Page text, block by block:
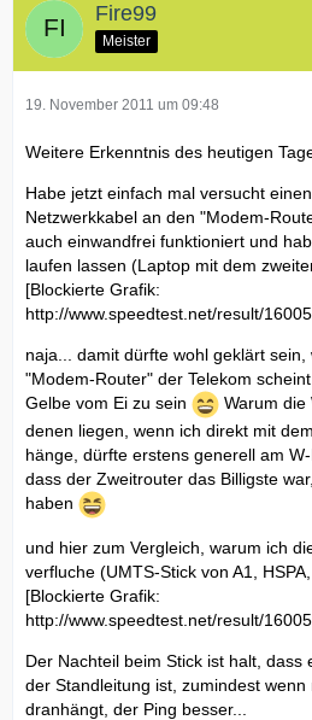
Fire99
Meister
19. November 2011 um 09:48
Weitere Erkenntnis des heutigen
Habe jetzt einfach mal versucht
Netzwerkkabel an den "Modem-
auch einwandfrei funktioniert und
laufen lassen (Laptop mit dem
[Blockierte Grafik:
http://www.speedtest.net/result/
naja... damit dürfte wohl geklärt
"Modem-Router" der Telekom
Gelbe vom Ei zu sein
Warum die
denen liegen, wenn ich direkt mit
hänge, dürfte erstens generell am
dass der Zweitrouter das Billigste
haben
und hier zum Vergleich, warum ich
verfluche (UMTS-Stick von A1,
[Blockierte Grafik:
http://www.speedtest.net/result/
Der Nachteil beim Stick ist halt, dass
der Standleitung ist, zumindest wenn
dranhängt, der Ping besser...